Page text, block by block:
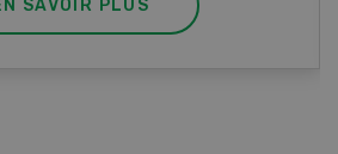
SAVOIR PLUS